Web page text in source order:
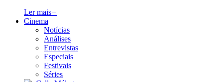
Ler mais+
Cinema
Notícias
Análises
Entrevistas
Especiais
Festivais
Séries